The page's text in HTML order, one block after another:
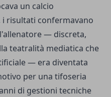
un calcio
risultati confermavano
— discreta,
teatralità mediatica che
— era diventata
per una tifoseria
di gestioni tecniche